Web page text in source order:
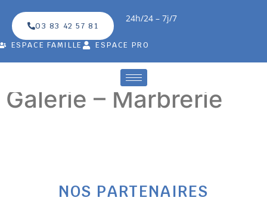
03 83 42 57 81
24h/24 – 7j/7
ESPACE FAMILLE ESPACE PRO
Galerie – Marbrerie
NOS PARTENAIRES